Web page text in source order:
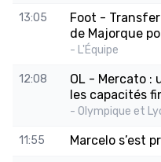
13:05
Foot -
de Majorque
- L'Équipe
12:08
OL - Mercato :
les capacités
- Olympique et
11:55 Marcelo s’est